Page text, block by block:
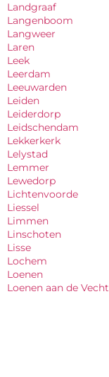
Landgraaf
Langenboom
Langweer
Laren
Leek
Leerdam
Leeuwarden
Leiden
Leiderdorp
Leidschendam
Lekkerkerk
Lelystad
Lemmer
Lewedorp
Lichtenvoorde
Liessel
Limmen
Linschoten
Lisse
Lochem
Loenen
Loenen aan de Vecht